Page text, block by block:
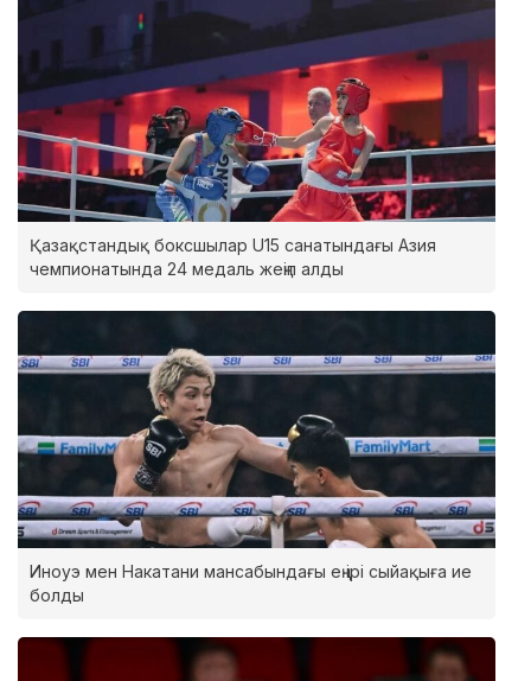
Қазақстандық боксшылар U15 санатындағы Азия
чемпионатында 24 медаль жеңіп алды
Иноуэ мен Накатани мансабындағы ең ірі сыйақыға ие
болды